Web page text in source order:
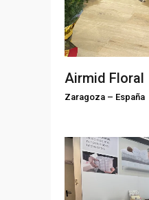
Airmid Floral
Zaragoza – España